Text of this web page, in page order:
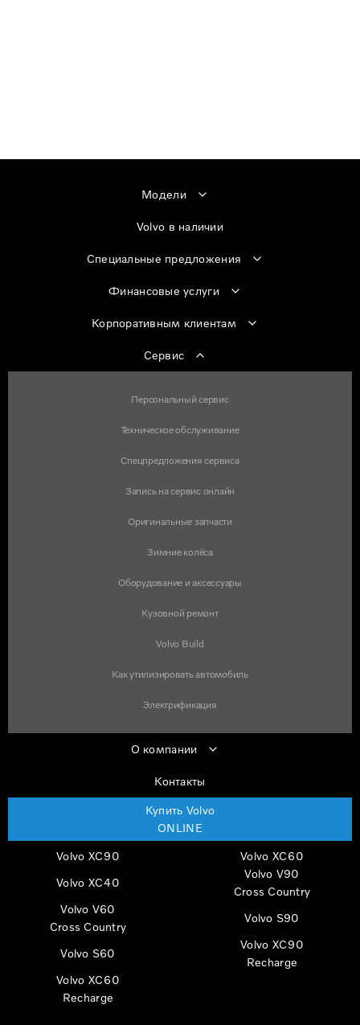
Модели
Volvo в наличии
Специальные предложения
Финансовые услуги
Корпоративным клиентам
Сервис
Персональный сервис
Техническое обслуживание
Спецпредложения сервиса
Запись на сервис онлайн
Оригинальные запчасти
Зимние колёса
Оборудование и аксессуары
Кузовной ремонт
Volvo Build
Как утилизировать автомобиль
Электрификация
О компании
Контакты
Купить Volvo
ONLINE
Volvo XC90
Volvo XC60
Volvo XC40
Volvo V90
Cross Country
Volvo V60
Cross Country
Volvo S90
Volvo S60
Volvo XC90
Recharge
Volvo XC60
Recharge